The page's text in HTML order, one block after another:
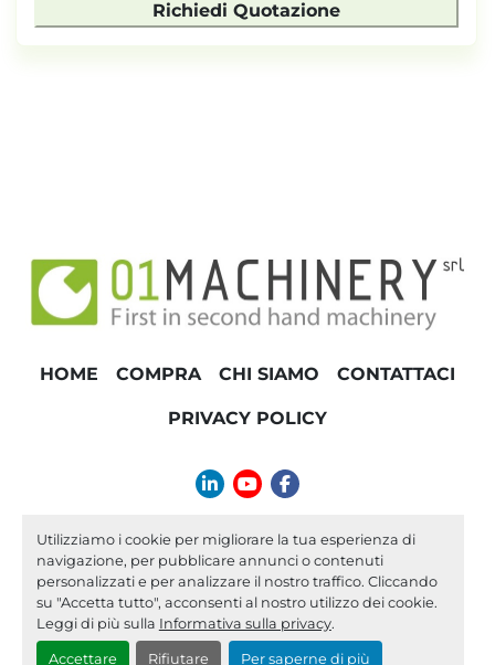
Utilizziamo i cookie per migliorare la tua esperienza di
navigazione, per pubblicare annunci o contenuti
personalizzati e per analizzare il nostro traffico. Cliccando
su "Accetta tutto", acconsenti al nostro utilizzo dei cookie.
Leggi di più sulla Informativa sulla privacy.
Accettare Rifiutare Per saperne di più
Richiedi Quotazione
HOME COMPRA CHI SIAMO CONTATTACI
PRIVACY POLICY
linkedinyoutubefacebook
info@01machinery.com
Machinio Systemsito web diMachinio
Personalizza le preferenze sui Cookies